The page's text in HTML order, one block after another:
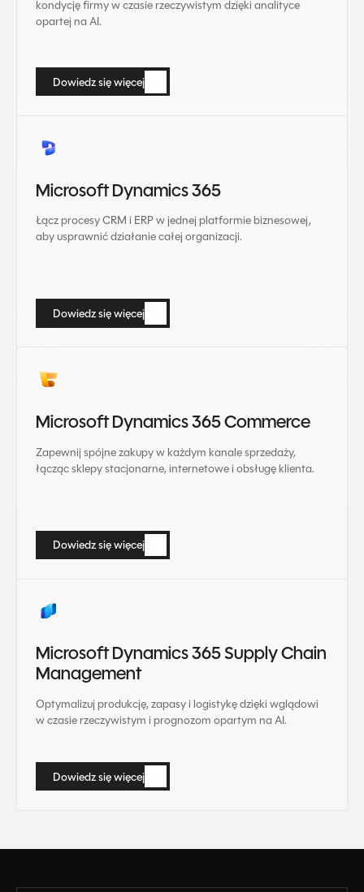
kondycję firmy w czasie rzeczywistym dzięki analityce
opartej na AI.
Dowiedz się więcej
Dowiedz się więcej
Microsoft Dynamics 365
Łącz procesy CRM i ERP w jednej platformie biznesowej,
aby usprawnić działanie całej organizacji.
Dowiedz się więcej
Dowiedz się więcej
Microsoft Dynamics 365 Commerce
Zapewnij spójne zakupy w każdym kanale sprzedaży,
łącząc sklepy stacjonarne, internetowe i obsługę klienta.
Dowiedz się więcej
Dowiedz się więcej
Microsoft Dynamics 365 Supply Chain
Management
Optymalizuj produkcję, zapasy i logistykę dzięki wglądowi
w czasie rzeczywistym i prognozom opartym na AI.
Dowiedz się więcej
Dowiedz się więcej